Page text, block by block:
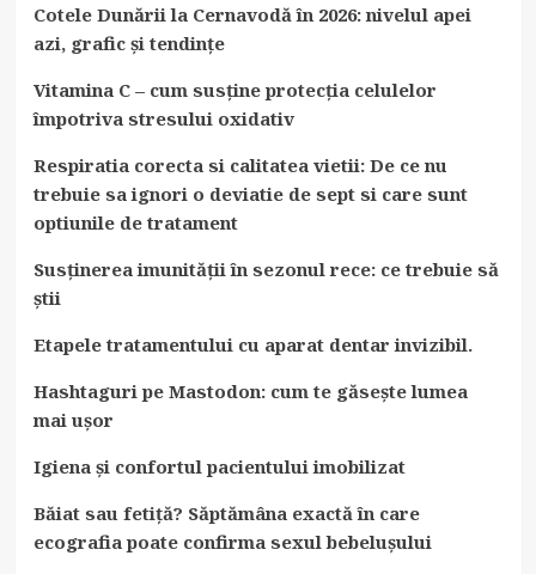
Cotele Dunării la Cernavodă în 2026: nivelul apei
azi, grafic și tendințe
Vitamina C – cum susține protecția celulelor
împotriva stresului oxidativ
Respiratia corecta si calitatea vietii: De ce nu
trebuie sa ignori o deviatie de sept si care sunt
optiunile de tratament
Susținerea imunității în sezonul rece: ce trebuie să
știi
Etapele tratamentului cu aparat dentar invizibil.
Hashtaguri pe Mastodon: cum te găsește lumea
mai ușor
Igiena și confortul pacientului imobilizat
Băiat sau fetiță? Săptămâna exactă în care
ecografia poate confirma sexul bebelușului